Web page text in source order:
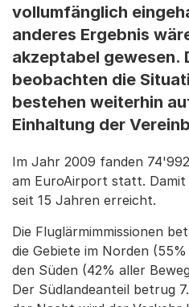
vollumfänglich
anderes Ergebnis
akzeptabel gewesen.
beobachten die
bestehen weiterhin
Einhaltung der
Im Jahr 2009 fanden
am EuroAirport statt.
seit 15 Jahren erreicht.
Die Fluglärmimmissionen
die Gebiete im Norden
den Süden (42% aller
Der Südlandeanteil betrug